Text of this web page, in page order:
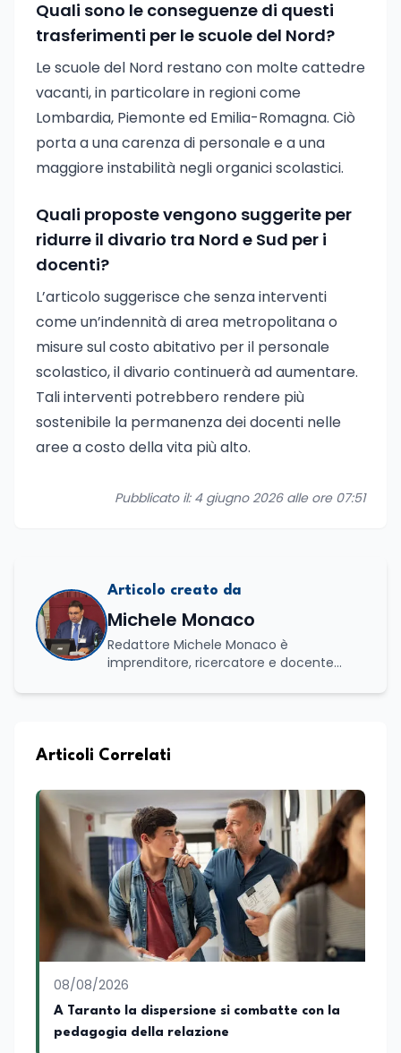
Quali sono le conseguenze di questi
trasferimenti per le scuole del Nord?
Le scuole del Nord restano con molte cattedre
vacanti, in particolare in regioni come
Lombardia, Piemonte ed Emilia-Romagna. Ciò
porta a una carenza di personale e a una
maggiore instabilità negli organici scolastici.
Quali proposte vengono suggerite per
ridurre il divario tra Nord e Sud per i
docenti?
L’articolo suggerisce che senza interventi
come un’indennità di area metropolitana o
misure sul costo abitativo per il personale
scolastico, il divario continuerà ad aumentare.
Tali interventi potrebbero rendere più
sostenibile la permanenza dei docenti nelle
aree a costo della vita più alto.
Pubblicato il: 4 giugno 2026 alle ore 07:51
Articolo creato da
Michele Monaco
Redattore Michele Monaco è
imprenditore, ricercatore e docente
esperienza nell'innovazione digitale, nella
e Internazionali, è CEO di Adventus
risiede stabilmente) e Presidente
Nazionale di ENBAS, ente bilaterale attivo
nella formazione professionale e nelle
politiche attive per il lavoro. In qualità di
Coordinatore Nazionale dei Progetti di
Ricerca presso ERSAF, guida iniziative che
coniugano intelligenza artificiale e
formazione, tra cui FindYourGoal.it,
piattaforma di orientamento scuola-
lavoro basata sul modello LifeComp,
Avatar4University.Org, sistema AI per la
creazione di corsi universitari con avatar
docente, KeepYouCare.it, piattaforma di
telemedicina, telesoccorso e
telerefertazione. È inoltre Delegato della
Articoli Correlati
08/08/2026
A Taranto la dispersione si combatte con la
pedagogia della relazione